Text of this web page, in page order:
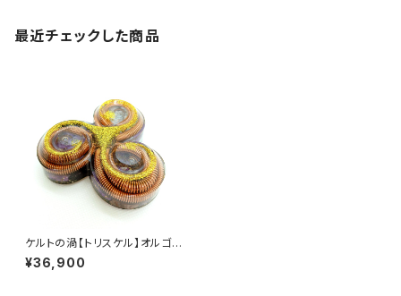
最近チェックした商品
ケルトの渦【トリスケル】オルゴナ
イト
¥36,900